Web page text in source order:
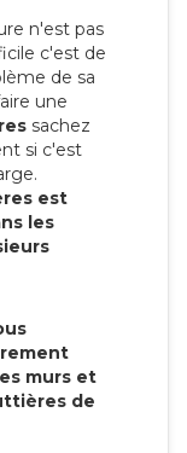
n'est pas
c'est de
de sa
une
sachez
si c'est
est
les
murs et
de